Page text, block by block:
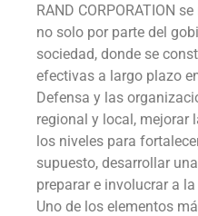
RAND CORPORATION
no solo por parte del
sociedad, donde se
efectivas a largo plazo
Defensa y las
regional y local, mejorar
los niveles para
supuesto, desarrollar
preparar e involucrar a
Uno de los elementos